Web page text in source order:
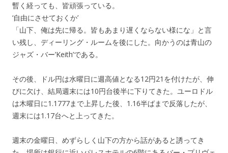
暫く経っても、皆頑張っている。
‘自由にさせておくか’
「山下、俺は先に帰る。皆もあまり遅くならない様にな」と言
い残し、ディーリング・ルームを後にした。向かうのは青山の
ジャズ・バー’Keith’である。
その後、ドル円は水曜日に週高値となる12円21を付けたが、伸
びに欠け、結局週末には10円台後半に下りてきた。ユーロドル
は木曜日に1.1777まで上昇した後、1.16半ばまで反落したが、
週末には1.17台へと上ってきた。
週末の金曜日、めずらしく山下の方から話があると誘ってき